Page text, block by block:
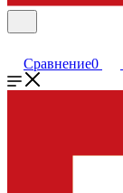
Сравнение0